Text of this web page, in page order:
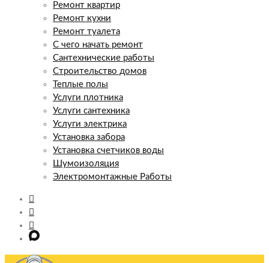
Ремонт квартир
Ремонт кухни
Ремонт туалета
С чего начать ремонт
Сантехнические работы
Строительство домов
Теплые полы
Услуги плотника
Услуги сантехника
Услуги электрика
Установка забора
Установка счетчиков воды
Шумоизоляция
Электромонтажные Работы